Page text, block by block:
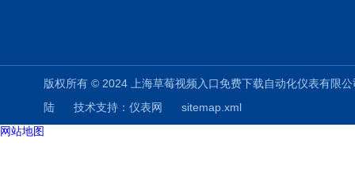
版权所有 © 2024 上海草莓视频入口免费下载自动化仪表有
陆 技术支持： 仪表网
sitemap.xml
网站地图